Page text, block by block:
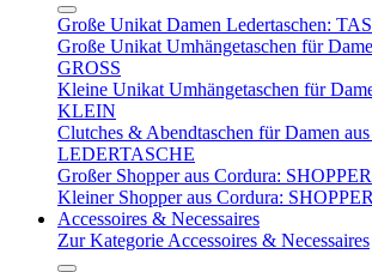
Große Unikat Damen Ledertaschen:
Große Unikat Umhängetaschen für
GROSS
Kleine Unikat Umhängetaschen für
KLEIN
Clutches & Abendtaschen für Damen
LEDERTASCHE
Großer Shopper aus Cordura:
Kleiner Shopper aus Cordura:
Accessoires & Necessaires
Zur Kategorie Accessoires & Necessaires